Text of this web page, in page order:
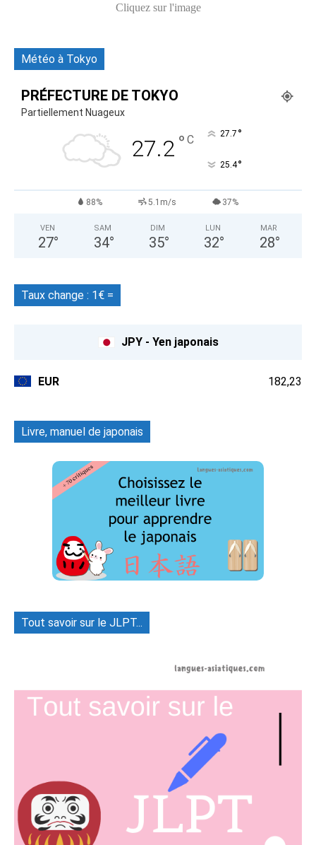
Cliquez sur l'image
Météo à Tokyo
PRÉFECTURE DE TOKYO
Partiellement Nuageux
27.2 ° C 27.7 °
25.4°
88% 5.1m/s 37%
VEN
27°
SAM
34°
DIM
35°
LUN
32°
MAR
28°
Taux change : 1€ =
JPY - Yen japonais
EUR 182,23
Livre, manuel de japonais
Tout savoir sur le JLPT...